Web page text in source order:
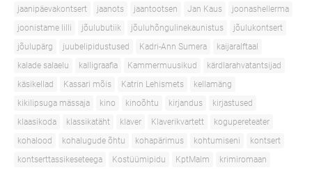
jaanipäevakontsert
jaanots jaantootsen Jan Kaus
joonashellerma
joonistame lilli
jõulubutiik jõuluhõngulinekaunistus
jõulukontsert
jõulupärg
juubelipidustused Kadri-Ann Sumera
kaijaralftaal
kalade salaelu
kalligraafia Kammermuusikud
kärdlarahvatantsijad
käsikellad
Kassari mõis Katrin Lehismets
kellamäng
kikilipsuga mässaja
kino kinoõhtu kirjandus
kirjastused
klaasikoda
klassikatäht klaver Klaverikvartett
kogupereteater
kohalood
kohalugude õhtu kohapärimus kohtumiseni
kontsert
kontserttassikeseteega
Kostüümipidu KptMalm
krimiromaan